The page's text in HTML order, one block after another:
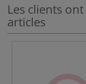
Les clients
articles